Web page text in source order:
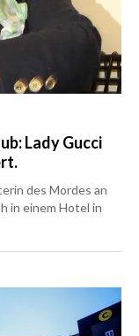
Lady Gucci
des Mordes an
in einem Hotel in